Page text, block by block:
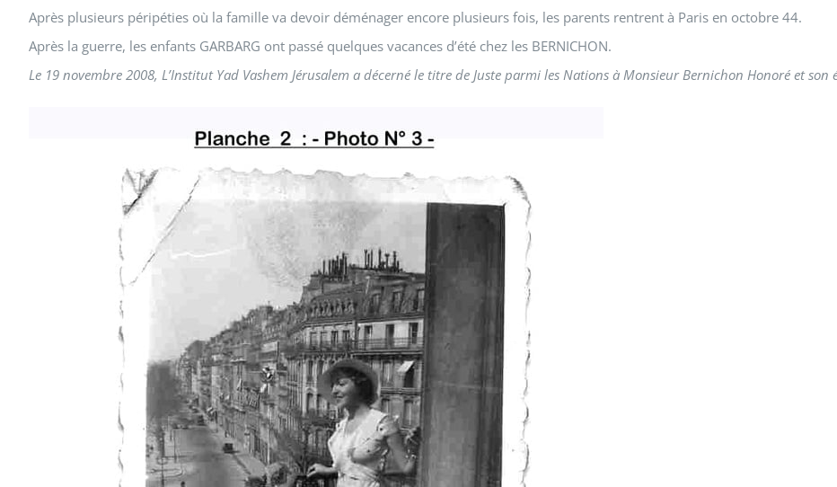
Après plusieurs péripéties où la famille va devoir déménager encore plusieurs fois, les parents rentrent à Paris en octobre 44.
Après la guerre, les enfants GARBARG ont passé quelques vacances d’été chez les BERNICHON.
Le 19 novembre 2008, L’Institut Yad Vashem Jérusalem a décerné le titre de Juste parmi les Nations à Monsieur Bernichon Honoré et son